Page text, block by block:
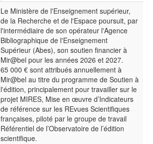
Le Ministère de l'Enseignement supérieur,
de la Recherche et de l'Espace poursuit, par
l'intermédiaire de son opérateur l'Agence
Bibliographique de l'Enseignement
Supérieur (Abes), son soutien financier à
Mir@bel pour les années 2026 et 2027.
65 000 € sont attribués annuellement à
Mir@bel au titre du programme de Soutien à
l'édition, principalement pour travailler sur le
projet MIRES, Mise en œuvre d’Indicateurs
de référence sur les REvues Scientifiques
françaises, piloté par le groupe de travail
Référentiel de l’Observatoire de l’édition
scientifique.